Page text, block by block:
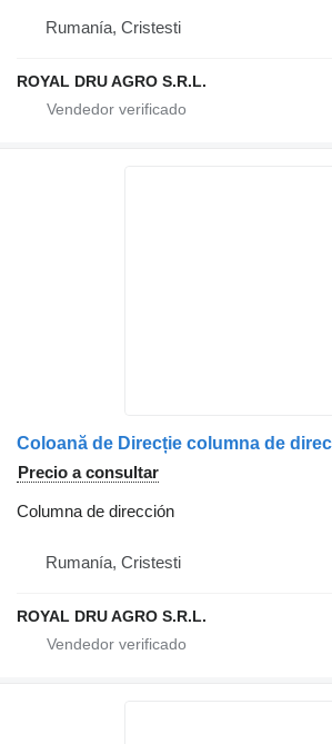
Rumanía, Cristesti
ROYAL DRU AGRO S.R.L.
Precio a consultar
Columna de dirección
Rumanía, Cristesti
ROYAL DRU AGRO S.R.L.